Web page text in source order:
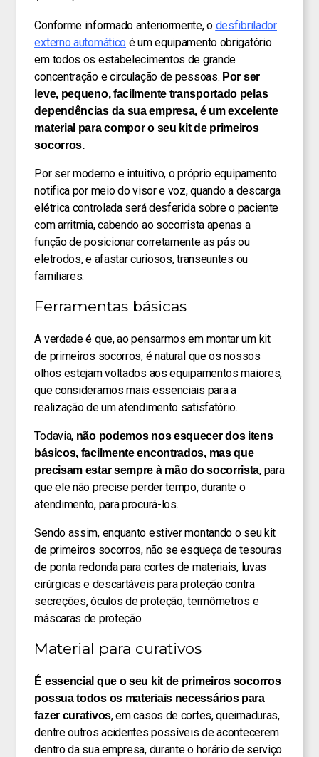
Conforme informado anteriormente, o desfibrilador
externo automático é um equipamento obrigatório
em todos os estabelecimentos de grande
concentração e circulação de pessoas. Por ser
leve, pequeno, facilmente transportado pelas
dependências da sua empresa, é um excelente
material para compor o seu kit de primeiros
socorros.
Por ser moderno e intuitivo, o próprio equipamento
notifica por meio do visor e voz, quando a descarga
elétrica controlada será desferida sobre o paciente
com arritmia, cabendo ao socorrista apenas a
função de posicionar corretamente as pás ou
eletrodos, e afastar curiosos, transeuntes ou
familiares.
Ferramentas básicas
A verdade é que, ao pensarmos em montar um kit
de primeiros socorros, é natural que os nossos
olhos estejam voltados aos equipamentos maiores,
que consideramos mais essenciais para a
realização de um atendimento satisfatório.
Todavia, não podemos nos esquecer dos itens
básicos, facilmente encontrados, mas que
precisam estar sempre à mão do socorrista, para
que ele não precise perder tempo, durante o
atendimento, para procurá-los.
Sendo assim, enquanto estiver montando o seu kit
de primeiros socorros, não se esqueça de tesouras
de ponta redonda para cortes de materiais, luvas
cirúrgicas e descartáveis para proteção contra
secreções, óculos de proteção, termômetros e
máscaras de proteção.
Material para curativos
É essencial que o seu kit de primeiros socorros
possua todos os materiais necessários para
fazer curativos, em casos de cortes, queimaduras,
dentre outros acidentes possíveis de acontecerem
dentro da sua empresa, durante o horário de serviço.